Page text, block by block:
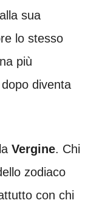
sua
lo stesso
più
diventa
Vergine. Chi
zodiaco
con chi